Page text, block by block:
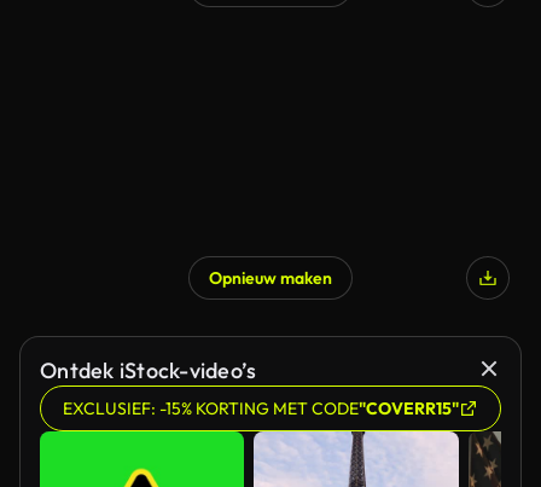
Opnieuw maken
Ontdek iStock-video’s
EXCLUSIEF: -15% KORTING MET CODE"COVERR15"